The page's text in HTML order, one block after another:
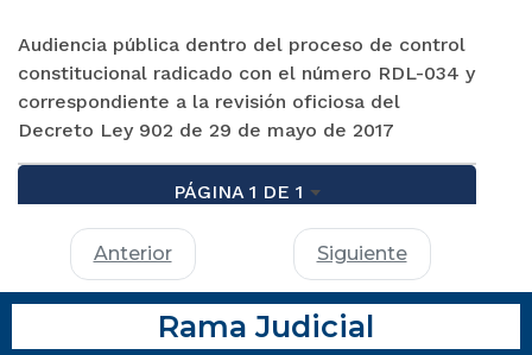
Audiencia pública dentro del proceso de control
constitucional radicado con el número RDL-034 y
correspondiente a la revisión oficiosa del
Decreto Ley 902 de 29 de mayo de 2017
PÁGINA 1 DE 1
Anterior Siguiente
Rama Judicial